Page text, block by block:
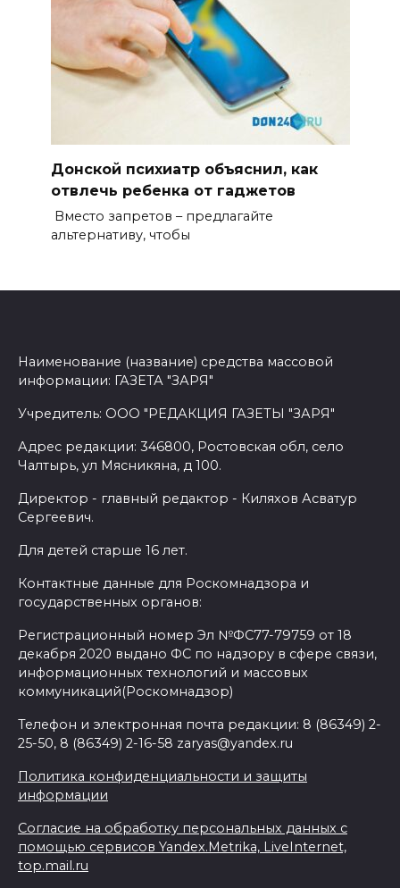
Донской психиатр объяснил, как
отвлечь ребенка от гаджетов
Вместо запретов – предлагайте
альтернативу, чтобы
Наименование (название) средства массовой
информации: ГАЗЕТА "ЗАРЯ"
Учредитель: ООО "РЕДАКЦИЯ ГАЗЕТЫ "ЗАРЯ"
Адрес редакции: 346800, Ростовская обл, село
Чалтырь, ул Мясникяна, д 100.
Директор - главный редактор - Киляхов Асватур
Сергеевич.
Для детей старше 16 лет.
Контактные данные для Роскомнадзора и
государственных органов:
Регистрационный номер Эл №ФС77-79759 от 18
декабря 2020 выдано ФС по надзору в сфере связи,
информационных технологий и массовых
коммуникаций(Роскомнадзор)
Телефон и электронная почта редакции: 8 (86349) 2-
25-50, 8 (86349) 2-16-58 zaryas@yandex.ru
Политика конфиденциальности и защиты
информации
Согласие на обработку персональных данных с
помощью сервисов Yandex.Metrika, LiveInternet,
top.mail.ru